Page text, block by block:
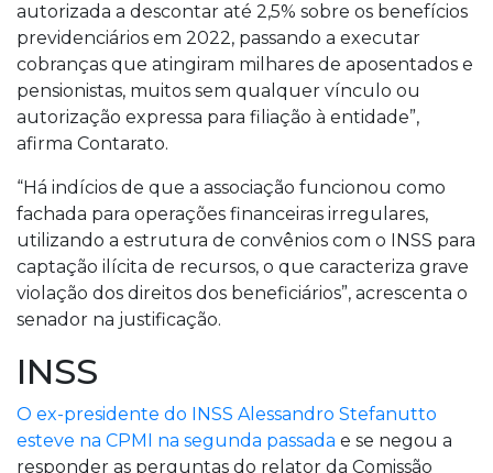
autorizada a descontar até 2,5% sobre os benefícios
previdenciários em 2022, passando a executar
cobranças que atingiram milhares de aposentados e
pensionistas, muitos sem qualquer vínculo ou
autorização expressa para filiação à entidade”,
afirma Contarato.
“Há indícios de que a associação funcionou como
fachada para operações financeiras irregulares,
utilizando a estrutura de convênios com o INSS para
captação ilícita de recursos, o que caracteriza grave
violação dos direitos dos beneficiários”, acrescenta o
senador na justificação.
INSS
O ex-presidente do INSS Alessandro Stefanutto
esteve na CPMI na segunda passada e se negou a
responder as perguntas do relator da Comissão